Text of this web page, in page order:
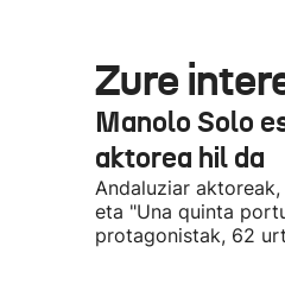
Zure
Manolo Solo
aktorea hil da
Andaluziar
eta "Una quinta
protagonistak, 62